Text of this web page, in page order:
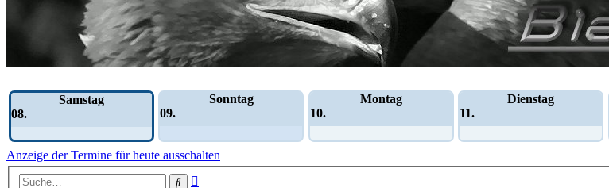
Samstag
08.
Sonntag
09.
Montag
10.
Dienstag
11.
Anzeige der Termine für heute ausschalten
Suche